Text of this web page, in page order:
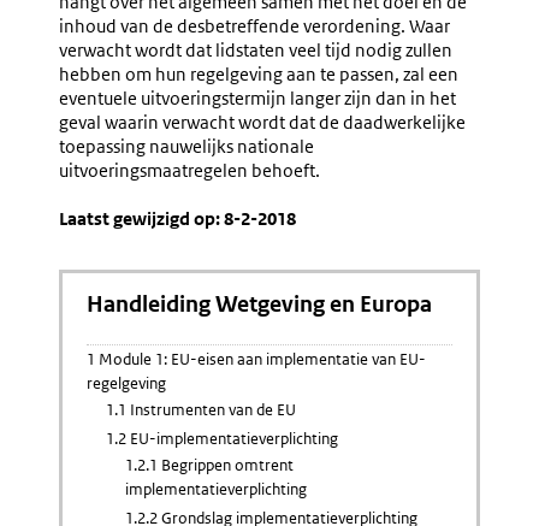
inhoud van de desbetreffende verordening. Waar
verwacht wordt dat lidstaten veel tijd nodig zullen
hebben om hun regelgeving aan te passen, zal een
eventuele uitvoeringstermijn langer zijn dan in het
geval waarin verwacht wordt dat de daadwerkelijke
toepassing nauwelijks nationale
uitvoeringsmaatregelen behoeft.
Laatst gewijzigd op: 8-2-2018
Handleiding Wetgeving en Europa
1 Module 1: EU-eisen aan implementatie van EU-
regelgeving
1.1 Instrumenten van de EU
1.2 EU-implementatieverplichting
1.2.1 Begrippen omtrent
implementatieverplichting
1.2.2 Grondslag implementatieverplichting